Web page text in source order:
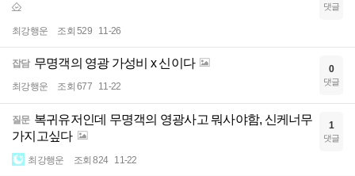
최강행운 조회 529 11-26
댓글
잡담 무명객의 영광 가성비 x 신이다
최강행운 조회 677 11-22
0
댓글
질문 복귀유저인데 무명객의 영광사고 뭐사야함, 신케너무
가지고싶다
최강행운 조회 824 11-22
1
댓글